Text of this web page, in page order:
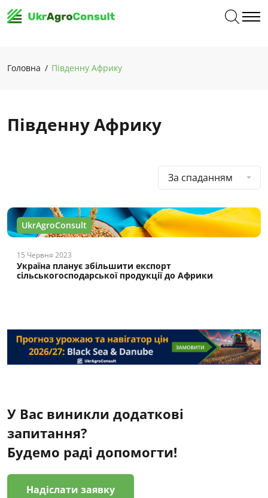
Головна Південну Африку
Південну Африку
За спаданням
UkrAgroConsult
15 Червня 2023
Україна планує збільшити експорт
сільськогосподарської продукції до Африки
У Вас виникли додаткові
запитання?
Будемо раді допомогти!
Надіслати заявку